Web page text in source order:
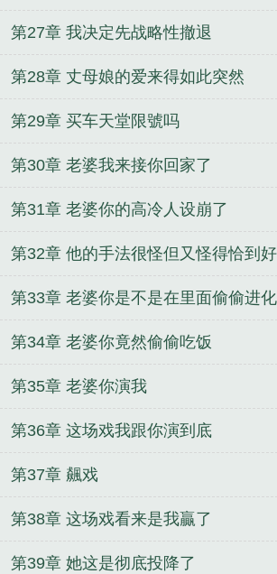
第27章 我决定先战略性撤退
第28章 丈母娘的爱来得如此突然
第29章 买车天堂限號吗
第30章 老婆我来接你回家了
第31章 老婆你的高冷人设崩了
第32章 他的手法很怪但又怪得恰到
第33章 老婆你是不是在里面偷偷进化
第34章 老婆你竟然偷偷吃饭
第35章 老婆你演我
第36章 这场戏我跟你演到底
第37章 飆戏
第38章 这场戏看来是我贏了
第39章 她这是彻底投降了